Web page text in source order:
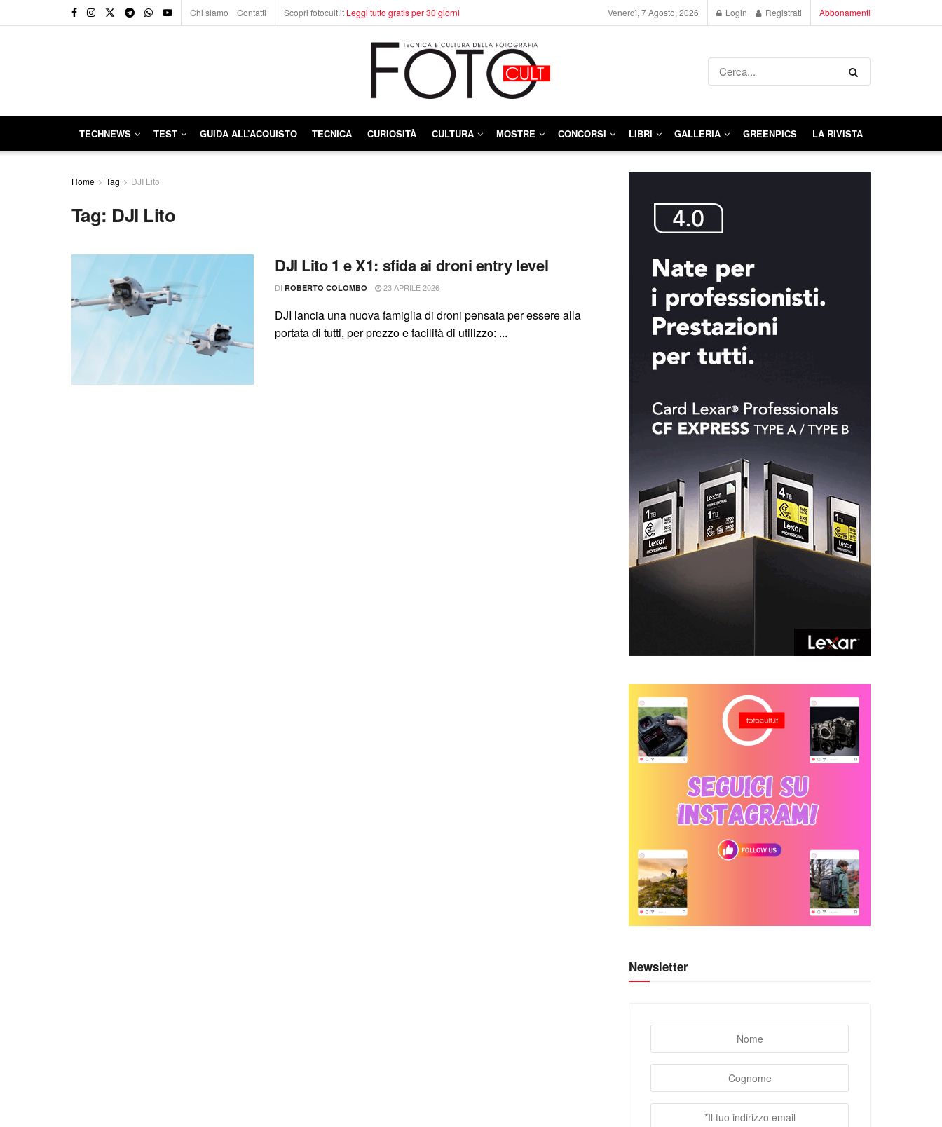
Chi siamo Contatti Scopri fotocult.it Leggi tutto gratis per 30 giorni Venerdì, 7 Agosto, 2026 Login Registrati Abbonamenti
TECHNEWS TEST GUIDA ALL’ACQUISTO TECNICA CURIOSITÀ CULTURA MOSTRE CONCORSI LIBRI GALLERIA GREENPICS LA RIVISTA
Home Tag DJI Lito
Tag: DJI Lito
DJI Lito 1 e X1: sfida ai droni entry level
DI ROBERTO COLOMBO 23 APRILE 2026
DJI lancia una nuova famiglia di droni pensata per essere alla
portata di tutti, per prezzo e facilità di utilizzo: ...
Newsletter